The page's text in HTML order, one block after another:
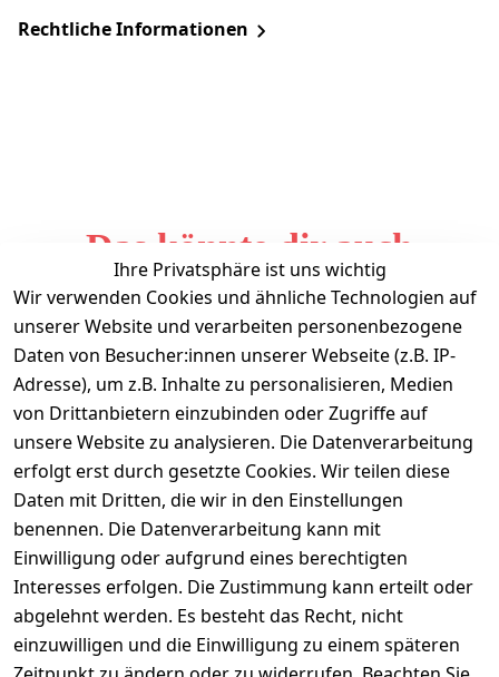
Rechtliche Informationen
Das könnte dir auch
gefallen
Ihre Privatsphäre ist uns wichtig
Wir verwenden Cookies und ähnliche Technologien auf
unserer Website und verarbeiten personenbezogene
Daten von Besucher:innen unserer Webseite (z.B. IP-
Adresse), um z.B. Inhalte zu personalisieren, Medien
von Drittanbietern einzubinden oder Zugriffe auf
unsere Website zu analysieren. Die Datenverarbeitung
erfolgt erst durch gesetzte Cookies. Wir teilen diese
Daten mit Dritten, die wir in den Einstellungen
benennen. Die Datenverarbeitung kann mit
Einwilligung oder aufgrund eines berechtigten
Interesses erfolgen. Die Zustimmung kann erteilt oder
abgelehnt werden. Es besteht das Recht, nicht
einzuwilligen und die Einwilligung zu einem späteren
Informationen
Mein Konto
Vertrag widerrufen